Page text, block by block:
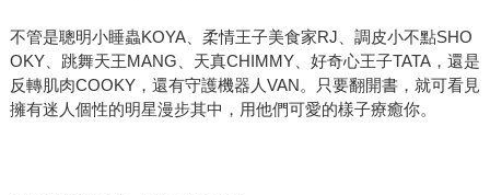
不管是聰明小睡蟲KOYA、柔情王子美食家RJ、調皮小不點SHO
OKY、跳舞天王MANG、天真CHIMMY、好奇心王子TATA，還是
反轉肌肉COOKY，還有守護機器人VAN。只要翻開書，就可看見
擁有迷人個性的明星漫步其中，用他們可愛的樣子療癒你。